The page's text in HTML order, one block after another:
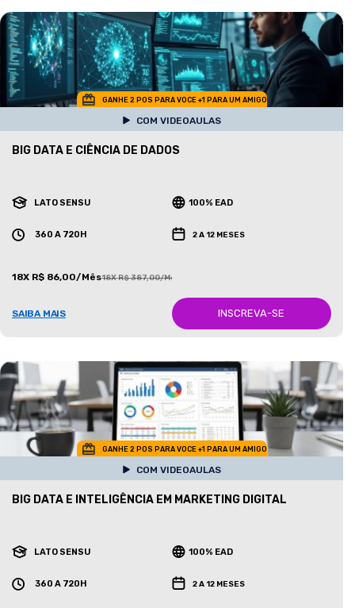
GANHE 2 POS PARA VOCE +1 PARA UM AMIGO
COM VIDEOAULAS
BIG DATA E CIÊNCIA DE DADOS
LATO SENSU 100% EAD
360 A 720H 2 A 12 MESES
18X R$ 86,00/Mês18X R$ 387,00/Mês
SAIBA MAIS INSCREVA-SE
GANHE 2 POS PARA VOCE +1 PARA UM AMIGO
COM VIDEOAULAS
BIG DATA E INTELIGÊNCIA EM MARKETING DIGITAL
LATO SENSU 100% EAD
360 A 720H 2 A 12 MESES